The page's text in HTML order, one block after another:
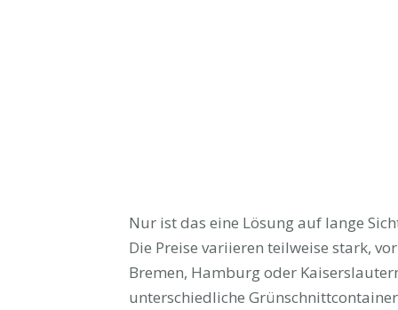
Nur ist das eine Lösung auf lange
Die Preise variieren teilweise stark,
Bremen, Hamburg oder
unterschiedliche